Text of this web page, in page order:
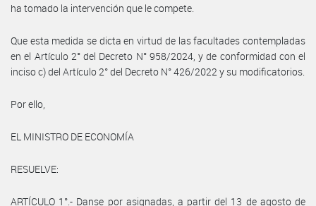
ha tomado la intervención que le compete.
Que esta medida se dicta en virtud de las facultades contempladas
en el Artículo 2° del Decreto N° 958/2024, y de conformidad con el
inciso c) del Artículo 2° del Decreto N° 426/2022 y su modificatorios.
Por ello,
EL MINISTRO DE ECONOMÍA
RESUELVE:
ARTÍCULO 1°.- Danse por asignadas, a partir del 13 de agosto de